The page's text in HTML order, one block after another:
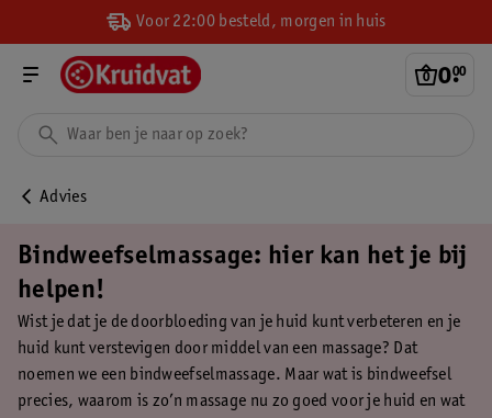
Voor 22:00 besteld, morgen in huis
0.
00
Advies
Bindweefselmassage: hier kan het je bij
helpen!
Wist je dat je de doorbloeding van je huid kunt verbeteren en je
huid kunt verstevigen door middel van een massage? Dat
noemen we een bindweefselmassage. Maar wat is bindweefsel
precies, waarom is zo’n massage nu zo goed voor je huid en wat